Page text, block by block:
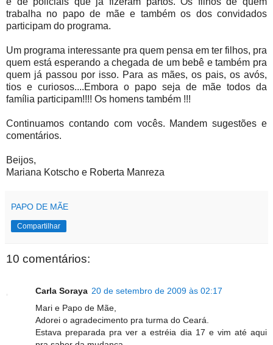
trabalha no papo de mãe e também os dos convidados
participam do programa.
Um programa interessante pra quem pensa em ter filhos, pra
quem está esperando a chegada de um bebê e também pra
quem já passou por isso. Para as mães, os pais, os avós,
tios e curiosos....Embora o papo seja de mãe todos da
família participam!!!! Os homens também !!!
Continuamos contando com vocês. Mandem sugestões e
comentários.
Beijos,
Mariana Kotscho e Roberta Manreza
PAPO DE MÃE
Compartilhar
10 comentários:
Carla Soraya 20 de setembro de 2009 às 02:17
Mari e Papo de Mãe,
Adorei o agradecimento pra turma do Ceará.
Estava preparada pra ver a estréia dia 17 e vim até aqui